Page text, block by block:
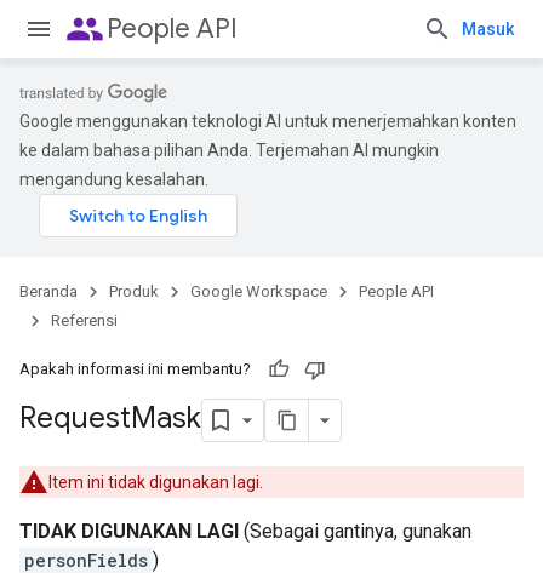
peoplePeople API Masuk
Google menggunakan teknologi AI untuk menerjemahkan konten
ke dalam bahasa pilihan Anda. Terjemahan AI mungkin
mengandung kesalahan.
Beranda Produk Google Workspace
People API
Referensi
Apakah informasi ini membantu?
RequestMask
Item ini tidak digunakan lagi.
TIDAK DIGUNAKAN LAGI (Sebagai gantinya, gunakan
personFields )